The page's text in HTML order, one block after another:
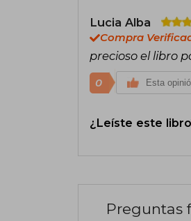
Lucia Alba
Compra
precioso el libro
0 Esta
¿Leíste este
Preguntas